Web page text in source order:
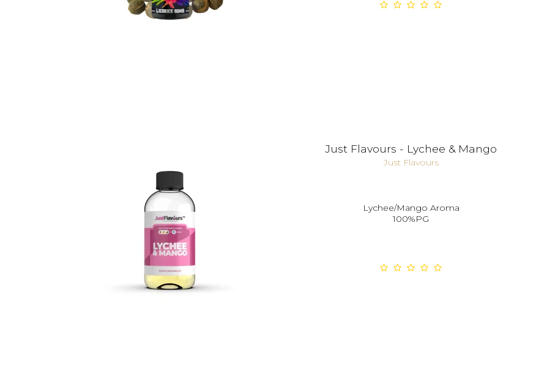
Just Flavours - Lychee & Mango
Just Flavours
Lychee/Mango Aroma
100%PG